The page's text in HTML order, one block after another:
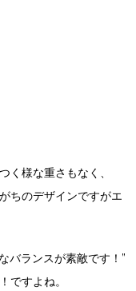
く様な重さもなく、
ちのデザインですがエ
バランスが素敵です！”
ですよね。